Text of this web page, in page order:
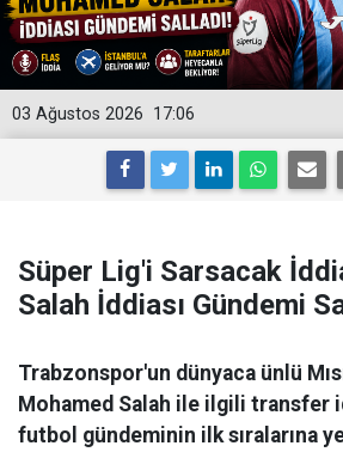
17:06
03 Ağustos 2026
Süper Lig'i Sarsacak
Salah İddiası Gündemi
Trabzonspor'un dünyaca ünlü
Mohamed Salah ile ilgili transfer
futbol gündeminin ilk sıralarına